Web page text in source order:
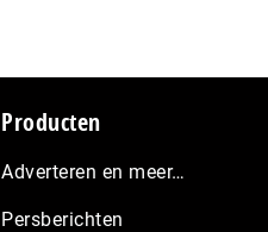
Producten
Adverteren en meer…
Persberichten